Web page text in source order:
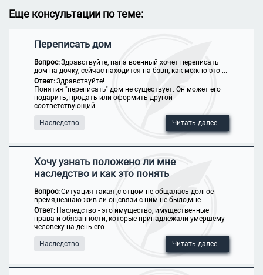
Еще консультации по теме:
Переписать дом
Вопрос:Здравствуйте, папа военный хочет переписать
дом на дочку, сейчас находится на бзвп, как можно это ...
Ответ:Здравствуйте!
Понятия "переписать" дом не существует. Он может его
подарить, продать или оформить другой
соответствующий ...
Наследство Читать далее...
Хочу узнать положено ли мне
наследство и как это понять
Вопрос:Ситуация такая ,с отцом не общалась долгое
время,незнаю жив ли он,связи с ним не было,мне ...
Ответ: Наследство - это имущество, имущественные
права и обязанности, которые принадлежали умершему
человеку на день его ...
Наследство Читать далее...